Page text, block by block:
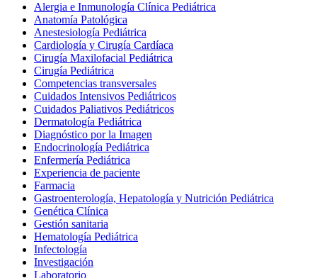
Alergia e Inmunología Clínica Pediátrica
Anatomía Patológica
Anestesiología Pediátrica
Cardiología y Cirugía Cardíaca
Cirugía Maxilofacial Pediátrica
Cirugía Pediátrica
Competencias transversales
Cuidados Intensivos Pediátricos
Cuidados Paliativos Pediátricos
Dermatología Pediátrica
Diagnóstico por la Imagen
Endocrinología Pediátrica
Enfermería Pediátrica
Experiencia de paciente
Farmacia
Gastroenterología, Hepatología y Nutrición Pediátrica
Genética Clínica
Gestión sanitaria
Hematología Pediátrica
Infectología
Investigación
Laboratorio